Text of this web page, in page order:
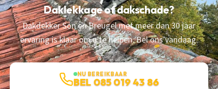
Daklekkage of dakschade?
Dakdekker Son en Breugel met meer dan 30 jaar
ervaring is klaar om u te helpen. Bel ons vandaag.
NU BEREIKBAAR
BEL 085 019 43 86